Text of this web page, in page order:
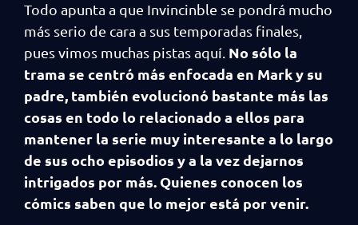
Todo apunta a que Invincinble se pondrá mucho
más serio de cara a sus temporadas finales,
pues vimos muchas pistas aquí. No sólo la
trama se centró más enfocada en Mark y su
padre, también evolucionó bastante más las
cosas en todo lo relacionado a ellos para
mantener la serie muy interesante a lo largo
de sus ocho episodios y a la vez dejarnos
intrigados por más. Quienes conocen los
cómics saben que lo mejor está por venir.